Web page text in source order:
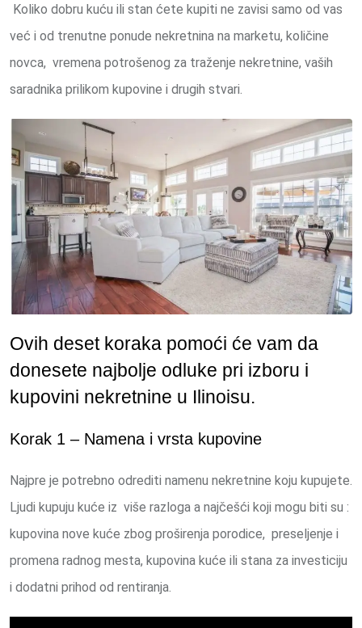
Koliko dobru kuću ili stan ćete kupiti ne zavisi samo od vas
već i od trenutne ponude nekretnina na marketu, količine
novca, vremena potrošenog za traženje nekretnine, vaših
saradnika prilikom kupovine i drugih stvari.
Ovih deset koraka pomoći će vam da
donesete najbolje odluke pri izboru i
kupovini nekretnine u Ilinoisu.
Korak 1 – Namena i vrsta kupovine
Najpre je potrebno odrediti namenu nekretnine koju kupujete.
Ljudi kupuju kuće iz više razloga a najčešći koji mogu biti su :
kupovina nove kuće zbog proširenja porodice, preseljenje i
promena radnog mesta, kupovina kuće ili stana za investiciju
i dodatni prihod od rentiranja.